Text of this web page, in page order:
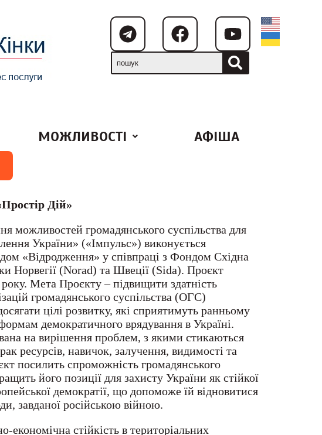
МОЖЛИВОСТІ
АФІША
Дій»
можливостей громадянського суспільства для
України» («Імпульс») виконується
«Відродження» у співпраці з Фондом Східна
Норвегії (Norad) та Швеції (Sida). Проєкт
Мета Проєкту – підвищити здатність
громадянського суспільства (ОГС)
цілі розвитку, які сприятимуть ранньому
демократичного врядування в Україні.
на вирішення проблем, з якими стикаються
ресурсів, навичок, залучення, видимості та
посилить спроможність громадянського
його позиції для захисту України як стійкої
демократії, що допоможе їй відновитися
завданої російською війною.
економічна стійкість в територіальних